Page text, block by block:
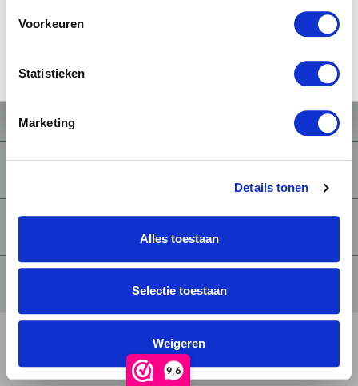
Voorkeuren
Statistieken
Marketing
Details tonen
Alles toestaan
Selectie toestaan
Weigeren
9,6
CONTACT
BIEREN
SERVICE
Algemene voorwaarden
Je moet 18 jaar of ouder zijn om deze site te bezoeken.
JA, IK BEN 18 JAAR OF OUDER NEE